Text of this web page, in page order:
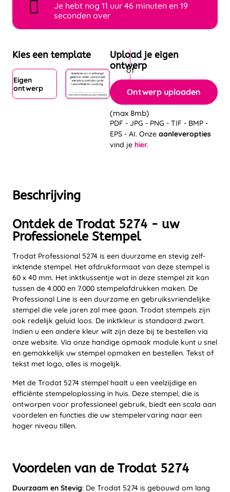
Beschrijving
Ontdek de Trodat 5274 - uw
Professionele Stempel
Trodat Professional 5274 is een duurzame en stevig zelf-
inktende stempel. Het afdrukformaat van deze stempel is
60 x 40 mm. Het inktkussentje wat in deze stempel zit kan
tussen de 4.000 en 7.000 stempelafdrukken maken. De
Professional Line is een duurzame en gebruiksvriendelijke
stempel die vele jaren zal mee gaan. Trodat stempels zijn
ook redelijk geluid loos. De inktkleur is standaard zwart.
Indien u een andere kleur wilt zijn deze bij te bestellen via
onze website. Via onze handige opmaak module kunt u snel
en gemakkelijk uw stempel opmaken en bestellen. Tekst of
tekst met logo, alles is mogelijk.
Met de Trodat 5274 stempel haalt u een veelzijdige en
efficiënte stempeloplossing in huis. Deze stempel, die is
ontworpen voor professioneel gebruik, biedt een scala aan
voordelen en functies die uw stempelervaring naar een
hoger niveau tillen.
Voordelen van de Trodat 5274
Duurzaam en Stevig: De Trodat 5274 is gebouwd om lang
Je hebt nog 11 uur 46 minuten en 18
seconden over
Kies een template
Eigen
ontwerp
Upload je eigen
ontwerp
Ontwerp uploaden
(max 8mb)
PDF - JPG - PNG - TIF - BMP -
EPS - AI. Onze aanleveropties
vind je hier.